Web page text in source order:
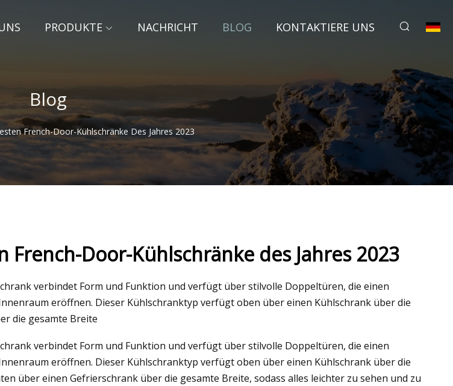
PRODUKTE NACHRICHT BLOG KONTAKTIERE UNS
Blog
French-Door-Kühlschränke Des Jahres 2023
und
French-Door-Kühlschränke des Jahres 2023
verbindet Form und Funktion und verfügt über stilvolle Doppeltüren, die einen
eröffnen. Dieser Kühlschranktyp verfügt oben über einen Kühlschrank über die
die gesamte Breite
verbindet Form und Funktion und verfügt über stilvolle Doppeltüren, die einen
eröffnen. Dieser Kühlschranktyp verfügt oben über einen Kühlschrank über die
über einen Gefrierschrank über die gesamte Breite, sodass alles leichter zu sehen und zu